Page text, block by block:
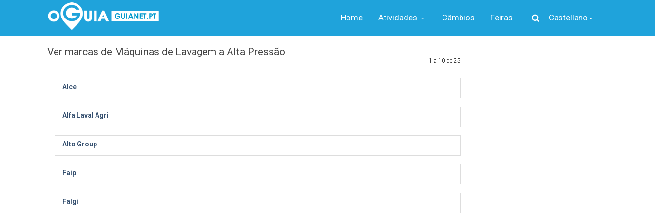
Home Atividades Câmbios Feiras Castellano
Ver marcas de Máquinas de Lavagem a Alta Pressão
1 a 10 de 25
Alce
Alfa Laval Agri
Alto Group
Faip
Falgi